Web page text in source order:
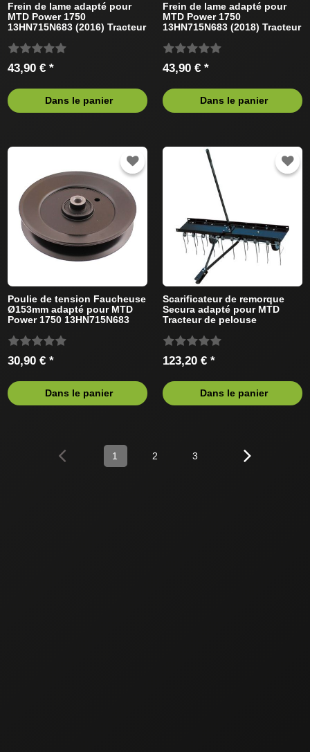
Frein de lame adapté pour
MTD Power 1750
13HN715N683 (2016) Tracteur
43,90 € *
Dans le panier
Frein de lame adapté pour
MTD Power 1750
13HN715N683 (2018) Tracteur
43,90 € *
Dans le panier
Poulie de tension Faucheuse
Ø153mm adapté pour MTD
Power 1750 13HN715N683
30,90 € *
Dans le panier
Scarificateur de remorque
Secura adapté pour MTD
Tracteur de pelouse
123,20 € *
Dans le panier
1 2 3